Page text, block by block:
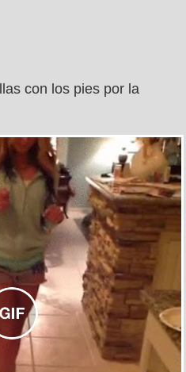
con los pies por la